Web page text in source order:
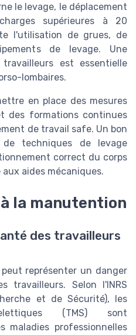
le levage, le déplacement
supérieures à 20
l'utilisation de grues, de
de levage. Une
est essentielle
lombaires.
en place des mesures
des formations continues
de travail safe. Un bon
techniques de levage
correct du corps
aides mécaniques.
la manutention
des travailleurs
représenter un danger
travailleurs. Selon l'INRS
et de Sécurité), les
(TMS) sont
maladies professionnelles